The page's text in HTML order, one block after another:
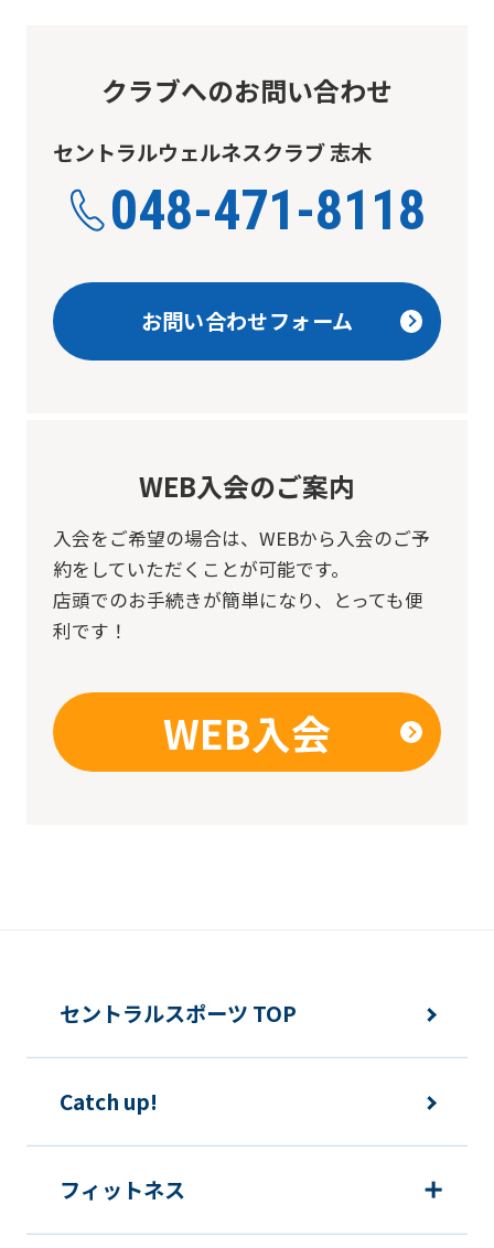
クラブへのお問い合わせ
セントラルウェルネスクラブ 志木
048-471-8118
お問い合わせフォーム
WEB入会のご案内
入会をご希望の場合は、 WEBから入会のご予
約をしていただくことが可能です。
店頭でのお手続きが簡単になり、とっても便
利です！
WEB入会
セントラルスポーツ TOP
Catch up!
フィットネス